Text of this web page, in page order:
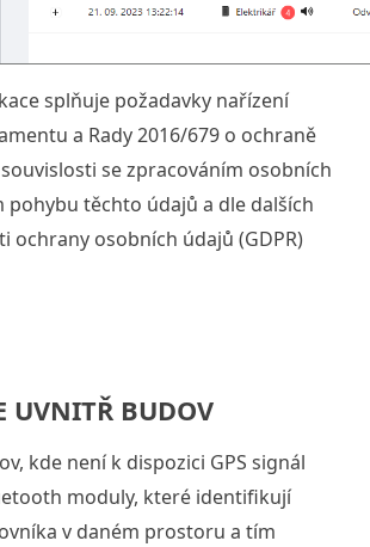
splňuje požadavky nařízení
a Rady 2016/679 o ochraně
se zpracováním osobních
pohybu těchto údajů a dle dalších
ochrany osobních údajů (GDPR)
UVNITŘ BUDOV
kde není k dispozici GPS signál
moduly, které identifikují
v daném prostoru a tím